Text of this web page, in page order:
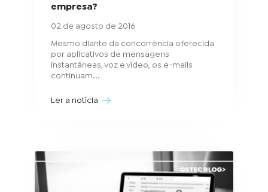
empresa?
02 de agosto de 2016
Mesmo diante da concorrência oferecida
por aplicativos de mensagens
instantâneas, voz e vídeo, os e-mails
continuam...
Ler a notícia